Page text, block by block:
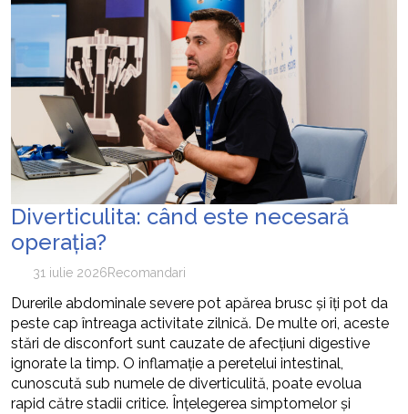
Diverticulita: când este necesară
operația?
31 iulie 2026Recomandari
Durerile abdominale severe pot apărea brusc și îți pot da
peste cap întreaga activitate zilnică. De multe ori, aceste
stări de disconfort sunt cauzate de afecțiuni digestive
ignorate la timp. O inflamație a peretelui intestinal,
cunoscută sub numele de diverticulită, poate evolua
rapid către stadii critice. Înțelegerea simptomelor și